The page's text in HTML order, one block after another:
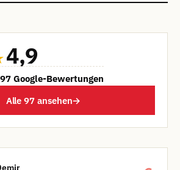
4,9
97 Google-Bewertungen
Alle 97 ansehen→